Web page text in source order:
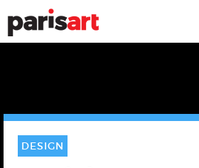
DESIGN